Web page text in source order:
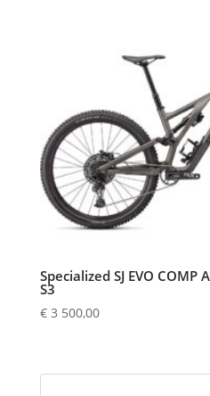
Specialized SJ EVO COMP
S3
€3 500,00